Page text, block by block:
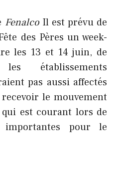
Fenalco Il est prévu de
des Pères un week-
les 13 et 14 juin, de
établissements
pas aussi affectés
le mouvement
est courant lors de
pour le